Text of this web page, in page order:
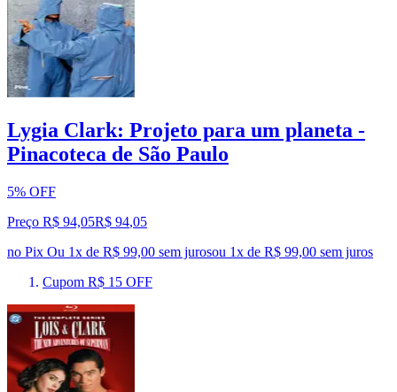
Lygia Clark: Projeto para um planeta -
Pinacoteca de São Paulo
5% OFF
Preço R$ 94,05R$ 94,05
no Pix Ou 1x de R$ 99,00 sem jurosou 1x de R$ 99,00 sem juros
Cupom R$ 15 OFF